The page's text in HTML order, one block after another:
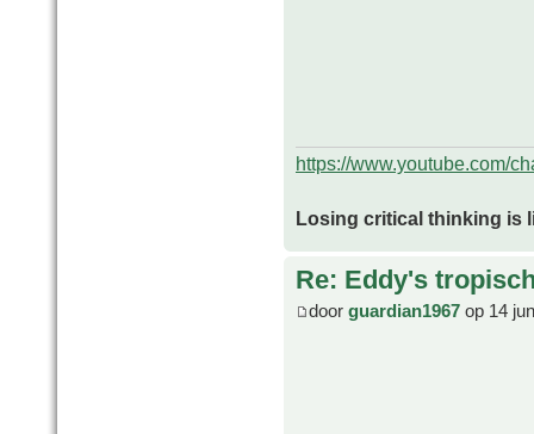
https://www.youtube.com/
Losing critical thinking is
Re: Eddy's
door guardian1967 op 14